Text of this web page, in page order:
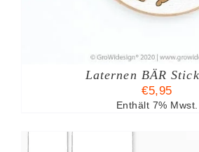
Laternen BÄR
€5,95
Enthält 7% Mwst.